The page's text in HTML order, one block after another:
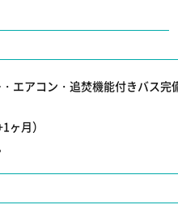
エアコン・追焚機能付きバス完
ヶ月）